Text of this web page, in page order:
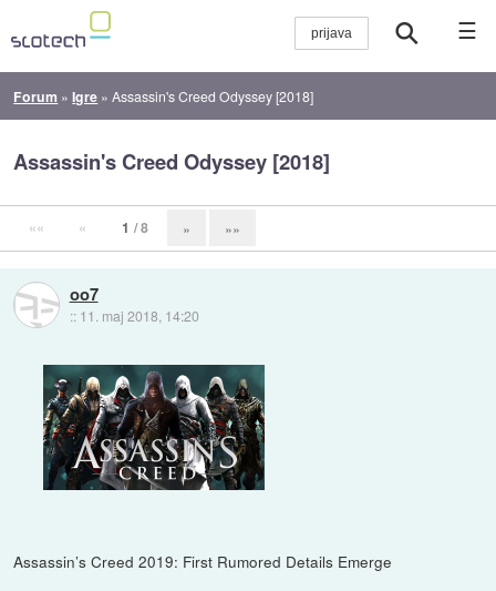
☰
Forum »Igre »Assassin's Creed Odyssey [2018]
Assassin's Creed Odyssey [2018]
«« « 1 / 8 » »»
oo7
:: 11. maj 2018, 14:20
Assassin’s Creed 2019: First Rumored Details Emerge